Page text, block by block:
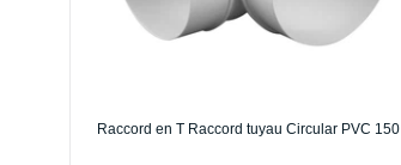
Raccord en T Raccord tuyau Circular PVC 150